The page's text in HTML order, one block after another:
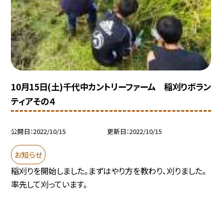
10月15日(土)千代中カントリーファーム 稲刈りボラン
ティアその４
公開日 2022/10/15 更新日 2022/10/15
お知らせ
稲刈りを開始しました。まずはやり方を教わり、刈りました。
率先して刈っています。